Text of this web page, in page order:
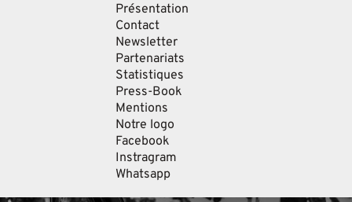
Présentation
Contact
Newsletter
Partenariats
Statistiques
Press-Book
Mentions
Notre logo
Facebook
Instragram
Whatsapp